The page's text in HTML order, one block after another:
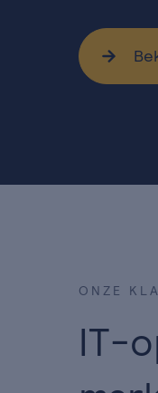
ONZE
IT-